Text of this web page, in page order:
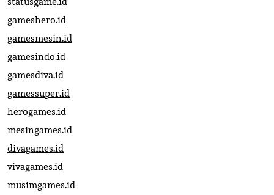
gameshero.id
gamesmesin.id
gamesindo.id
gamesdiva.id
gamessuper.id
herogames.id
mesingames.id
divagames.id
vivagames.id
musimgames.id